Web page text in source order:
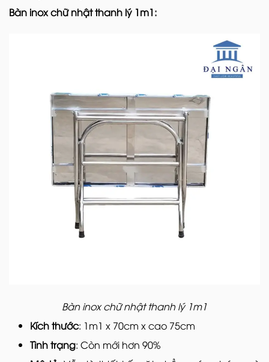
Bàn inox chữ nhật thanh lý 1m1:
Bàn inox chữ nhật thanh lý 1m1
Kích thước: 1m1 x 70cm x cao 75cm
Tình trạng: Còn mới hơn 90%